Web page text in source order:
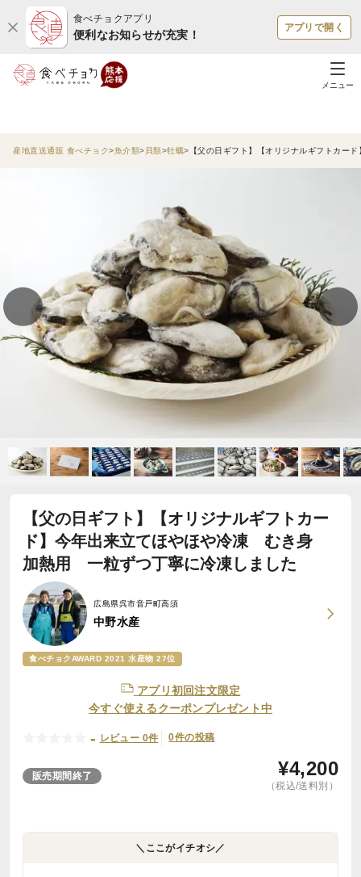
食べチョクアプリ
便利なお知らせが充実！
アプリで開く
メニュー
産地直送通販 食べチョク 魚介類 貝類 牡蠣 【父の日ギフト】【オリジナルギフトカ
【父の日ギフト】【オリジナルギフトカー
ド】今年出来立てほやほや冷凍 むき身
加熱用 一粒ずつ丁寧に冷凍しました
広島県呉市音戸町高須
中野水産
食べチョクAWARD 2021 水産物 27位
アプリ初回注文限定
今すぐ使えるクーポンプレゼント中
- レビュー 0件 0件の投稿
販売期間終了 ¥4,200
（税込/送料別）
＼ここがイチオシ／